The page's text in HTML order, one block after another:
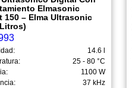
Elmasonic
150 – Elma Ultrasonic
14.6 l
25 - 80 °C
1100 W
37 kHz